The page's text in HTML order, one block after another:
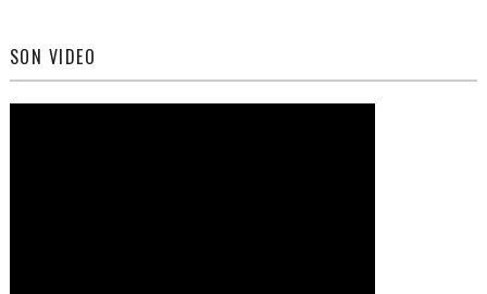
SON VIDEO